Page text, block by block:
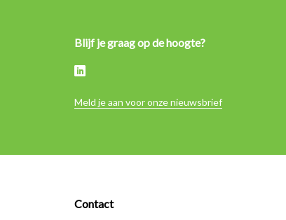
Blijf je graag op de hoogte?
Meld je aan voor onze nieuwsbrief
Contact